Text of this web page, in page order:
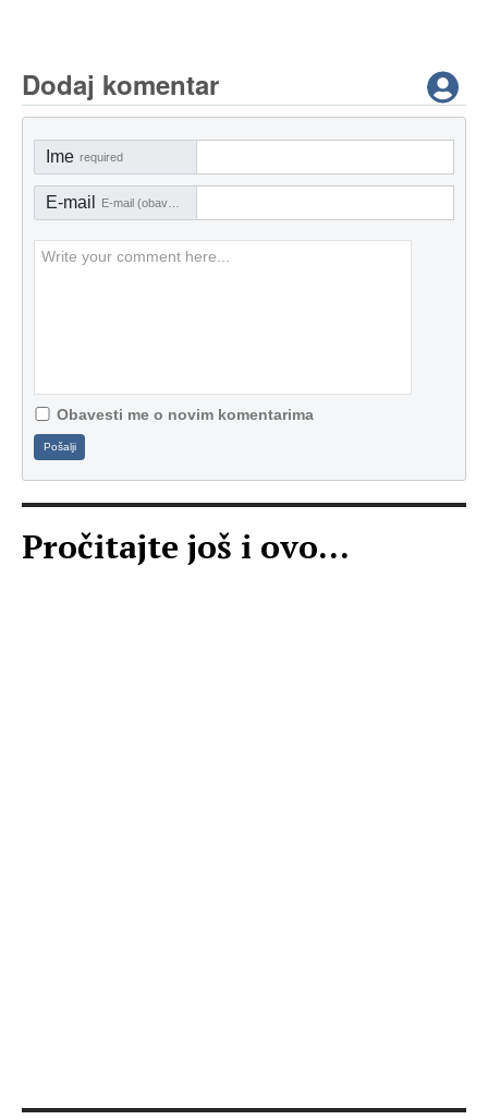
Dodaj komentar
Ime required
E-mail
Obavesti me o novim komentarima
Pošalji
Pročitajte još i ovo...